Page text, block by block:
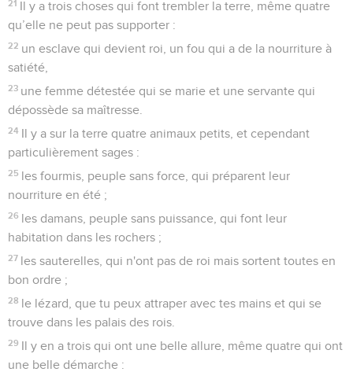
21 Il y a trois choses qui font trembler la terre, même quatre
qu’elle ne peut pas supporter :
22 un esclave qui devient roi, un fou qui a de la nourriture à
satiété,
23 une femme détestée qui se marie et une servante qui
dépossède sa maîtresse.
24 Il y a sur la terre quatre animaux petits, et cependant
particulièrement sages :
25 les fourmis, peuple sans force, qui préparent leur
nourriture en été ;
26 les damans, peuple sans puissance, qui font leur
habitation dans les rochers ;
27 les sauterelles, qui n'ont pas de roi mais sortent toutes en
bon ordre ;
28 le lézard, que tu peux attraper avec tes mains et qui se
trouve dans les palais des rois.
29 Il y en a trois qui ont une belle allure, même quatre qui ont
une belle démarche :